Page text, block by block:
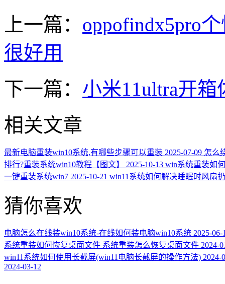
上一篇： oppofindx5pro
很好用
下一篇： 小米11ultra开
相关文章
最新电脑重装win10系统,有哪些步骤可以重装 2025-07-09 怎么
排行?重装系统win10教程【图文】
2025-10-13 win系统重装如
一键重装系统win7 2025-10-21 win11系统如何解决睡眠时风扇
猜你喜欢
电脑怎么在线装win10系统-在线如何装电脑win10系统 2025-06-
系统重装如何恢复桌面文件 系统重装怎么恢复桌面文件 2024-
win11系统如何使用长截屏(win11电脑长截屏的操作方法) 2024-
2024-03-12